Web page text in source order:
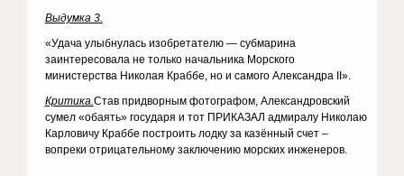
Выдумка 3.
«Удача улыбнулась изобретателю — субмарина
заинтересовала не только начальника Морского
министерства Николая Краббе, но и самого Александра II».
Критика.Став придворным фотографом, Александровский
сумел «обаять» государя и тот ПРИКАЗАЛ адмиралу Николаю
Карловичу Краббе построить лодку за казённый счет –
вопреки отрицательному заключению морских инженеров.